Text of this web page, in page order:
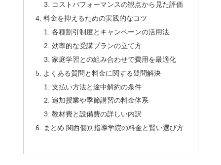
コストパフォーマンスの観点から見た評価
料金を抑えるための実践的なコツ
各種割引制度とキャンペーンの活用法
効率的な受講プランの立て方
家庭学習との組み合わせで費用を最適化
よくある質問と料金に関する疑問解決
支払い方法と途中解約の条件
追加授業や季節講習の料金体系
教材費と設備費の詳しい内訳
まとめ 関西個別指導学院の料金と賢い選び方